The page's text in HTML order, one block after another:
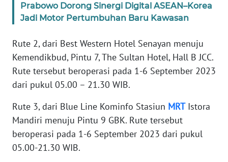
Prabowo Dorong Sinergi Digital ASEAN–Korea
Jadi Motor Pertumbuhan Baru Kawasan
Rute 2, dari Best Western Hotel Senayan menuju
Kemendikbud, Pintu 7, The Sultan Hotel, Hall B JCC.
Rute tersebut beroperasi pada 1-6 September 2023
dari pukul 05.00 – 21.30 WIB.
Rute 3, dari Blue Line Kominfo Stasiun MRTIstora
Mandiri menuju Pintu 9 GBK. Rute tersebut
beroperasi pada 1-6 September 2023 dari pukul
05.00-21.30 WIB.
WN
JABAR
WN
BANTEN
WN
NTT
WN